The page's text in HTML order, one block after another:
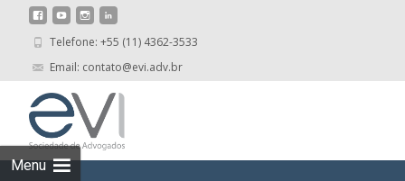
Telefone: +55 (11) 4362-3533
Email: contato@evi.adv.br
Menu